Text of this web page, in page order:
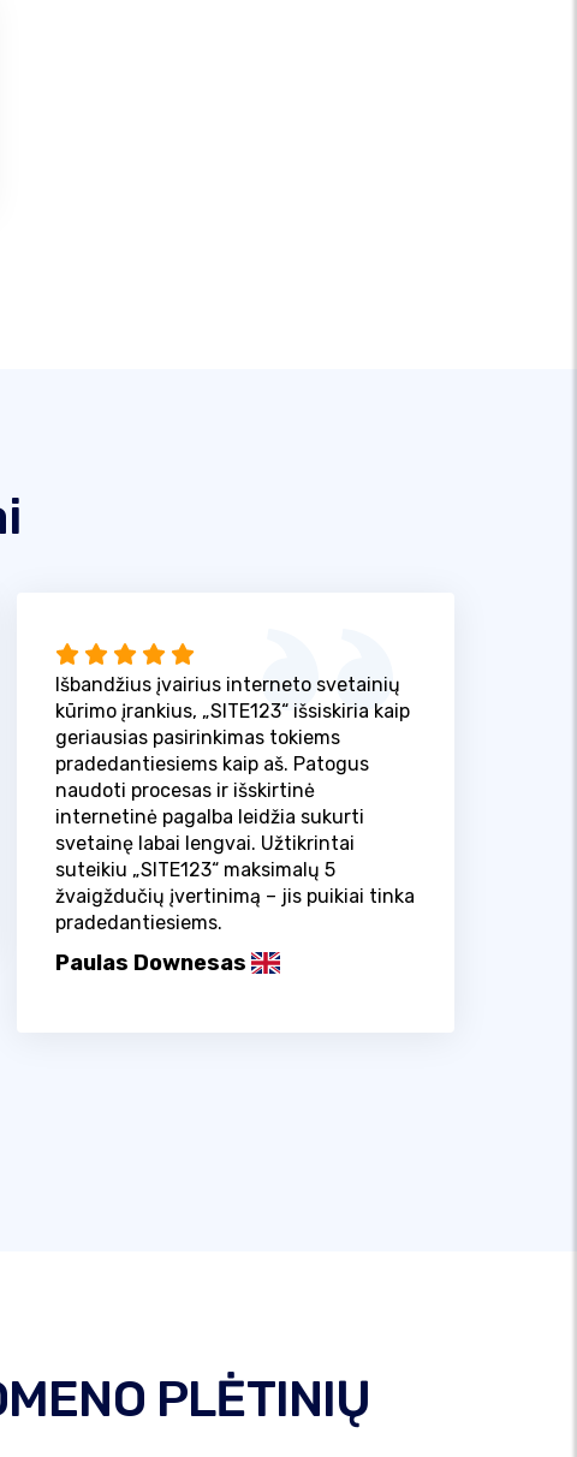
Išbandžius įvairius interneto svetainių
kūrimo įrankius, „SITE123“ išsiskiria kaip
geriausias pasirinkimas tokiems
pradedantiesiems kaip aš. Patogus
naudoti procesas ir išskirtinė
internetinė pagalba leidžia sukurti
svetainę labai lengvai. Užtikrintai
suteikiu „SITE123“ maksimalų 5
žvaigždučių įvertinimą – jis puikiai tinka
pradedantiesiems.
Paulas Downesas
PLĖTINIŲ